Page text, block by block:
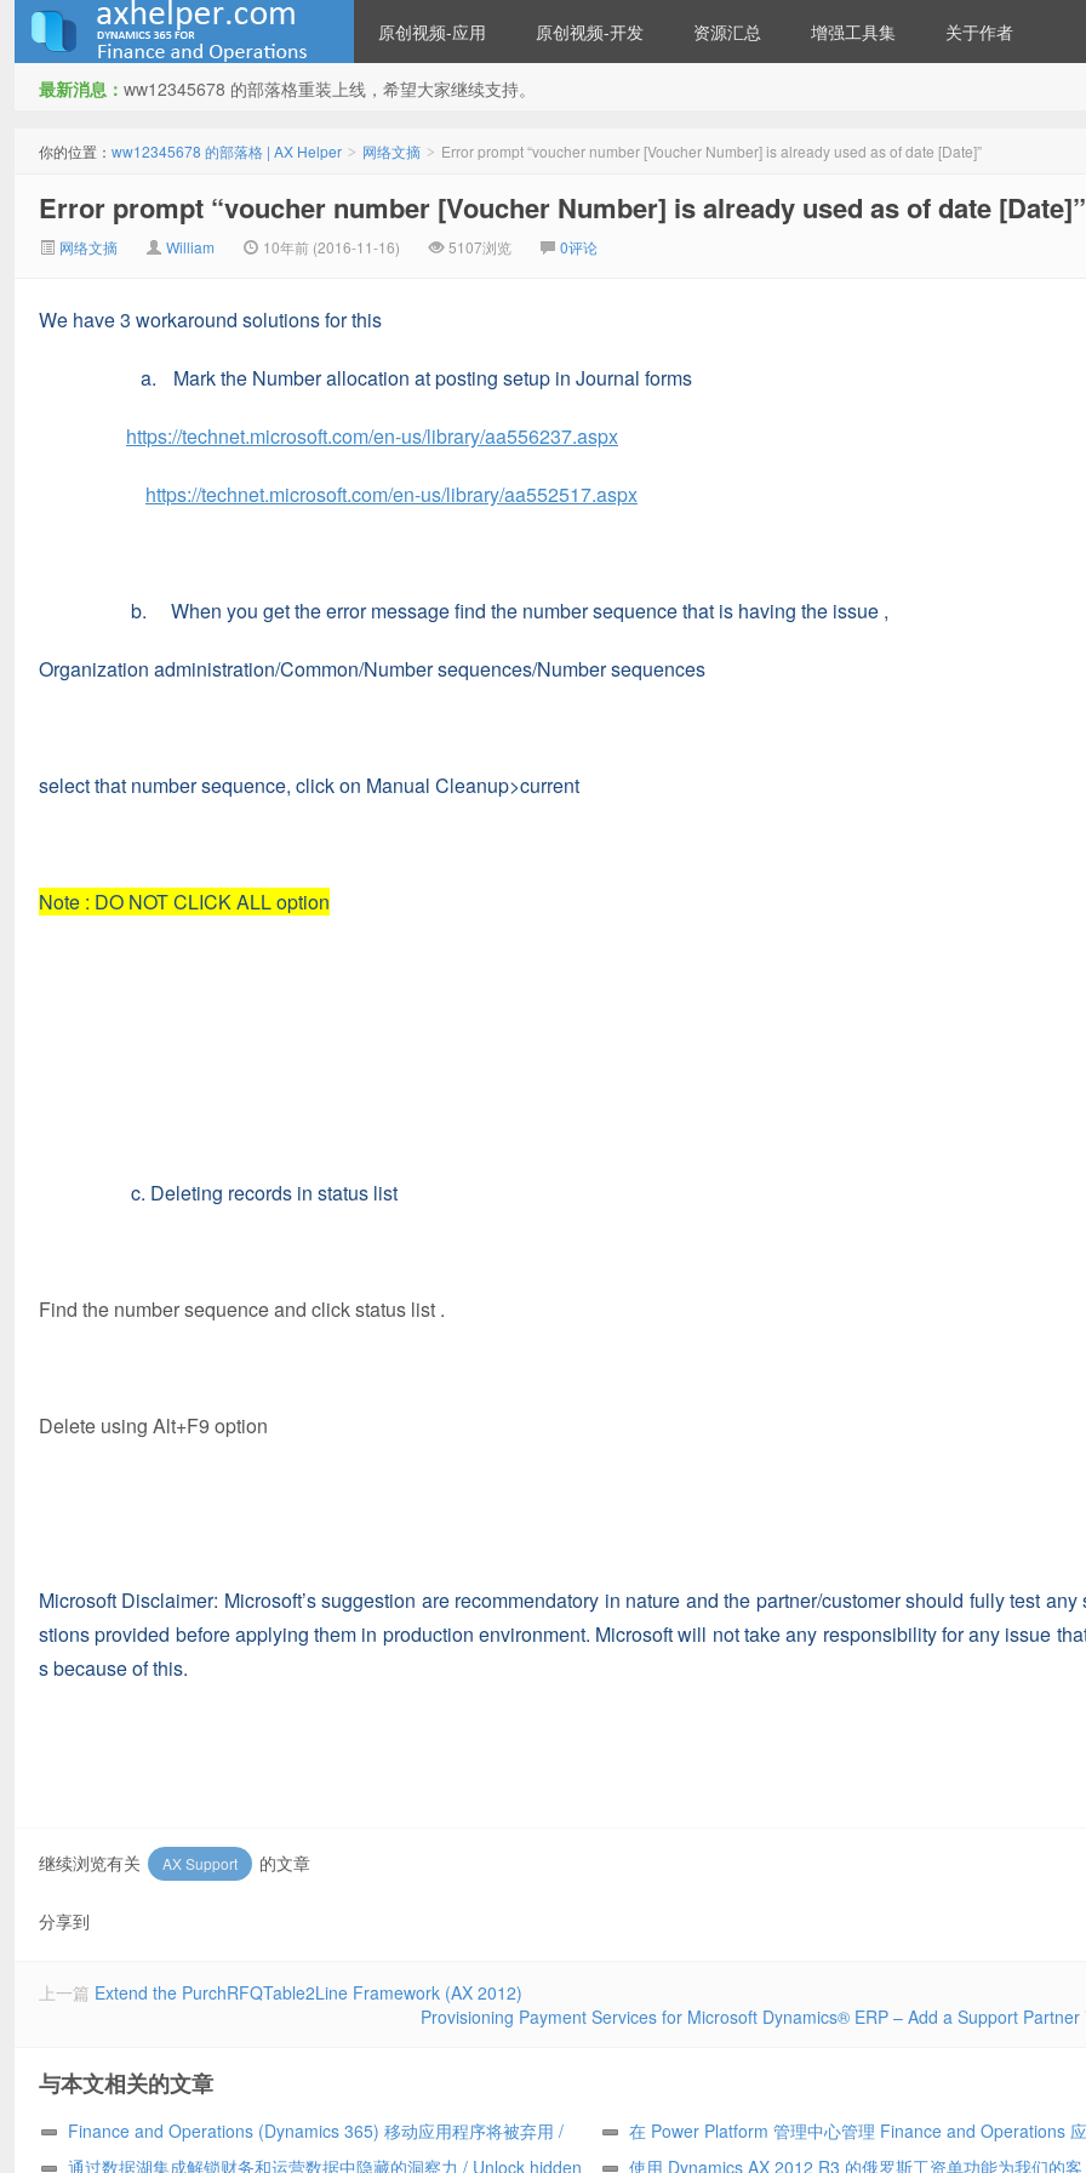
原创视频-应用 原创视频-开发 资源汇总 增强工具集 关于作者
最新消息： ww12345678 的部落格重装上线，希望大家继续支持。
你的位置： ww12345678 的部落格 | AX Helper > 网络文摘 > Error prompt “voucher number [Voucher Number] is already used as of date [Date]”
Error prompt “voucher number [Voucher Number] is already used as of date [Date]”
网络文摘 William 10年前 (2016-11-16) 5107浏览 0评论
We have 3 workaround solutions for this
a. Mark the Number allocation at posting setup in Journal forms
https://technet.microsoft.com/en-us/library/aa556237.aspx
https://technet.microsoft.com/en-us/library/aa552517.aspx
b. When you get the error message find the number sequence that is having the issue ,
Organization administration/Common/Number sequences/Number sequences
select that number sequence, click on Manual Cleanup>current
Note : DO NOT CLICK ALL option
c. Deleting records in status list
Find the number sequence and click status list .
Delete using Alt+F9 option
Microsoft Disclaimer: Microsoft’s suggestion are recommendatory in nature and the partner/customer should fully test any
stions provided before applying them in production environment. Microsoft will not take any responsibility for any issue
s because of this.
继续浏览有关 AX Support 的文章
分享到
上一篇 Extend the PurchRFQTable2Line Framework (AX 2012)
Provisioning Payment Services for Microsoft Dynamics® ERP – Add a Support Partner
与本文相关的文章
Finance and Operations (Dynamics 365) 移动应用程序将被弃用 /
Finance and Operations (Dynamics 365) mobile app to be
在 Power Platform 管理中心管理 Finance and Operations
Manage Finance and Operations apps in the Power Platform
通过数据湖集成解锁财务和运营数据中隐藏的洞察力 / Unlock hidden 使用 Dynamics AX 2012 R3 的俄罗斯工资单功能为我们的